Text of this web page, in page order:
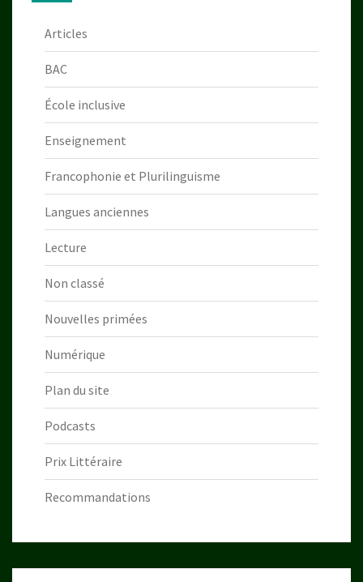
Articles
BAC
École inclusive
Enseignement
Francophonie et Plurilinguisme
Langues anciennes
Lecture
Non classé
Nouvelles primées
Numérique
Plan du site
Podcasts
Prix Littéraire
Recommandations